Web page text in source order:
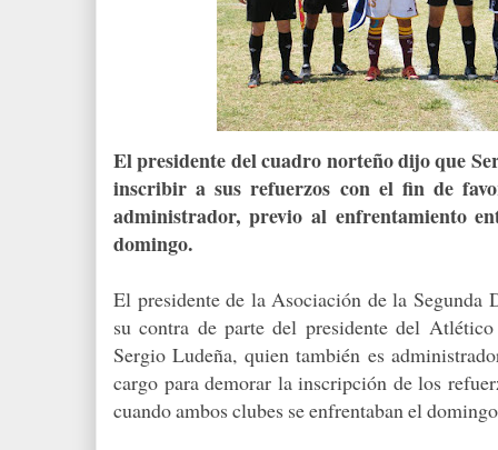
El presidente del cuadro norteño dijo que
inscribir a sus refuerzos con el fin de
administrador, previo al enfrentamiento
domingo.
El presidente de la Asociación de la Segunda
su contra de parte del presidente del
Sergio Ludeña, quien también es
cargo para demorar la inscripción de los
cuando ambos clubes se enfrentaban el